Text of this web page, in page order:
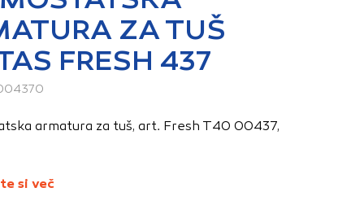
ZA TUŠ
FRESH 437
armatura za tuš, art. Fresh T40 00437,
si več
iz vašega
vaše nastavitve,
Te
bolj
Klikajte
Blokiranje